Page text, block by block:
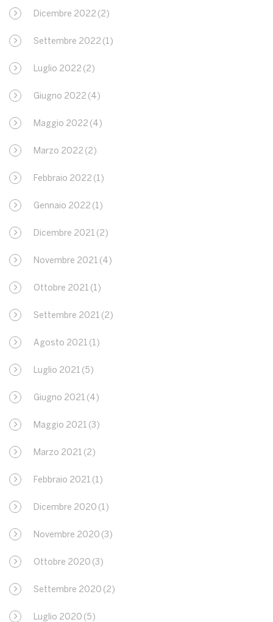
Dicembre 2022 (2)
Settembre 2022 (1)
Luglio 2022 (2)
Giugno 2022 (4)
Maggio 2022 (4)
Marzo 2022 (2)
Febbraio 2022 (1)
Gennaio 2022 (1)
Dicembre 2021 (2)
Novembre 2021 (4)
Ottobre 2021 (1)
Settembre 2021 (2)
Agosto 2021 (1)
Luglio 2021 (5)
Giugno 2021 (4)
Maggio 2021 (3)
Marzo 2021 (2)
Febbraio 2021 (1)
Dicembre 2020 (1)
Novembre 2020 (3)
Ottobre 2020 (3)
Settembre 2020 (2)
Luglio 2020 (5)